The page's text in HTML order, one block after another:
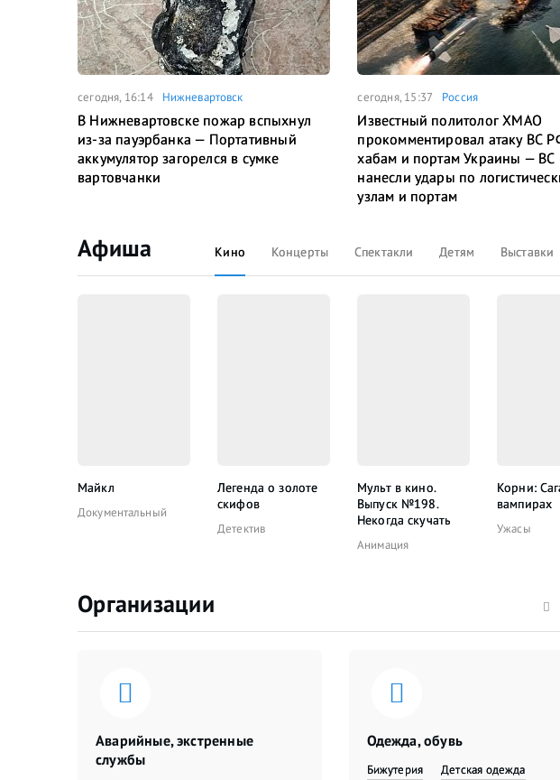
сегодня, 16:14 Нижневартовск
В Нижневартовске пожар вспыхнул
из-за пауэрбанка — Портативный
аккумулятор загорелся в сумке
вартовчанки
сегодня, 15:37 Россия
Известный политолог ХМАО
прокомментировал атаку ВС
хабам и портам Украины —
нанесли удары по
узлам и портам
Афиша Кино Концерты Спектакли Детям Выставки
Майкл
Документальный
Легенда о золоте
скифов
Детектив
Мульт в кино.
Выпуск №198.
Некогда скучать
Анимация
Корни:
вампирах
Ужасы
Организации
Аварийные, экстренные
службы
Одежда, обувь
Бижутерия
Детская одежда